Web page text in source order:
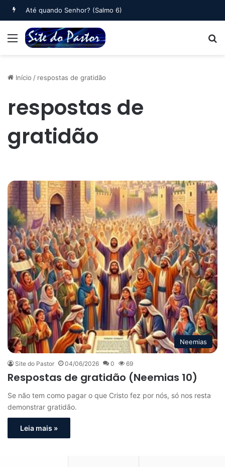
Oração Matinal (Salmo 5)
Menu
Início / respostas de gratidão
respostas de
gratidão
Neemias
Site do Pastor 04/06/2026 0 69
Respostas de gratidão (Neemias 10)
Se não tem como pagar o que Cristo fez por nós, só nos resta
demonstrar gratidão.
Leia mais »